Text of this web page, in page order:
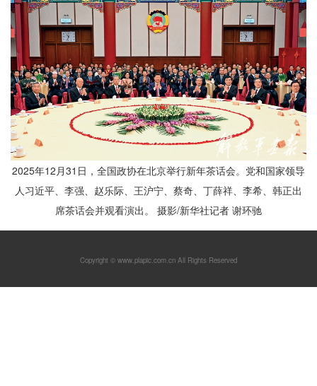
2025年12月31日，全国政协在北京举行新年茶话会。党和国家领导
人习近平、李强、赵乐际、王沪宁、蔡奇、丁薛祥、李希、韩正出
席茶话会并观看演出。 摄影/新华社记者 谢环驰
Copyright © www.plapic.com.cn All Rights Reserved